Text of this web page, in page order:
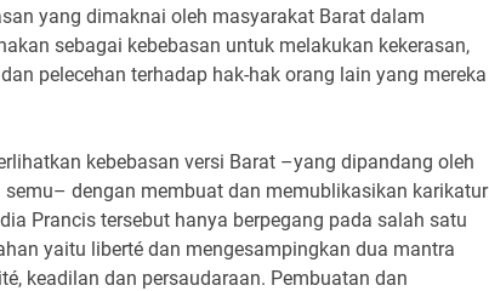
yang dimaknai oleh masyarakat Barat dalam
sebagai kebebasan untuk melakukan kekerasan,
pelecehan terhadap hak-hak orang lain yang mereka
kebebasan versi Barat –yang dipandang oleh
semu– dengan membuat dan memublikasikan karikatur
Prancis tersebut hanya berpegang pada salah satu
yaitu liberté dan mengesampingkan dua mantra
keadilan dan persaudaraan. Pembuatan dan